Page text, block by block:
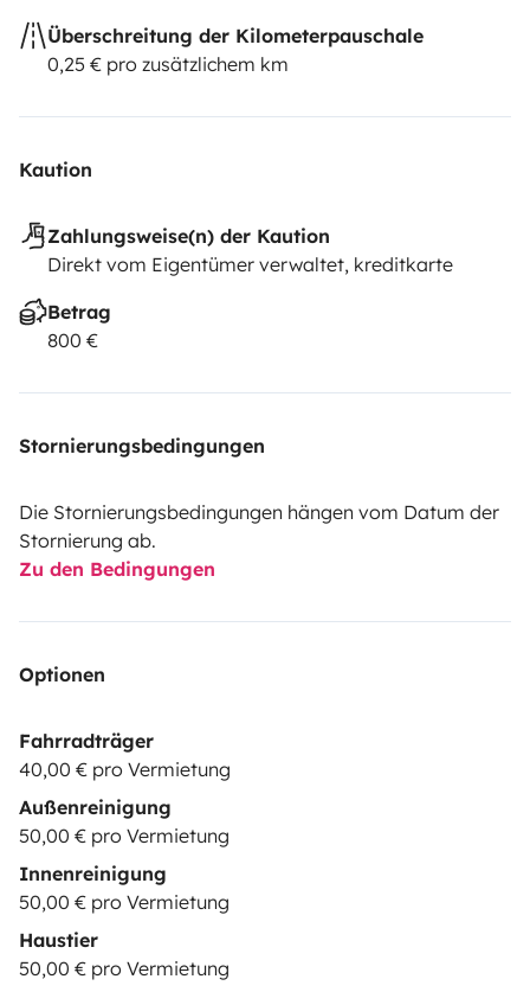
Überschreitung der Kilometerpauschale
0,25 € pro zusätzlichem km
Kaution
Zahlungsweise(n) der Kaution
Direkt vom Eigentümer verwaltet, kreditkarte
Betrag
800 €
Stornierungsbedingungen
Die Stornierungsbedingungen hängen vom Datum der
Stornierung ab.
Zu den Bedingungen
Optionen
Fahrradträger
40,00 € pro Vermietung
Außenreinigung
50,00 € pro Vermietung
Innenreinigung
50,00 € pro Vermietung
Haustier
50,00 € pro Vermietung